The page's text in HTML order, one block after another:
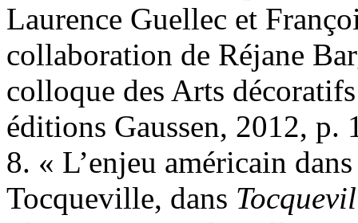
Laurence Guellec et
collaboration de Réjane
colloque des Arts
éditions Gaussen, 2012, p.
8. « L’enjeu américain
Tocqueville, dans